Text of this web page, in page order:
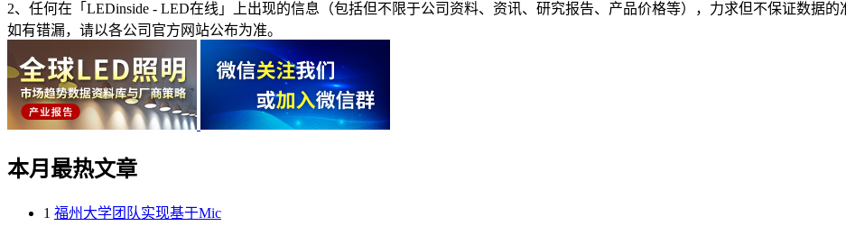
2、任何在「LEDinside - LED在线」上出现的信息（包括但不限于公司资料、资讯、研究报告、产品价格等），力求但不保证数据
如有错漏，请以各公司官方网站公布为准。
本月最热文章
1 福州大学团队实现基于Mic